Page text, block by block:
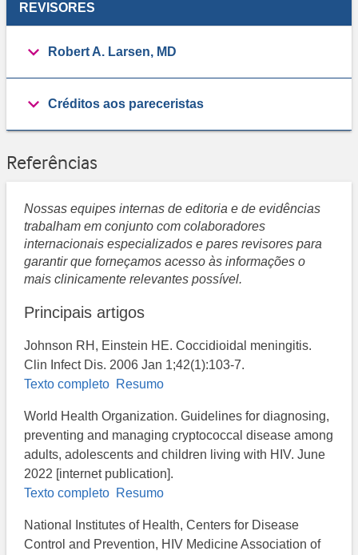
REVISORES
Robert A. Larsen, MD
Créditos aos pareceristas
Referências
Nossas equipes internas de editoria e de evidências
trabalham em conjunto com colaboradores
internacionais especializados e pares revisores para
garantir que forneçamos acesso às informações o
mais clinicamente relevantes possível.
Principais artigos
Johnson RH, Einstein HE. Coccidioidal meningitis.
Clin Infect Dis. 2006 Jan 1;42(1):103-7.
Texto completo Resumo
World Health Organization. Guidelines for diagnosing,
preventing and managing cryptococcal disease among
adults, adolescents and children living with HIV. June
2022 [internet publication].
Texto completo Resumo
National Institutes of Health, Centers for Disease
Control and Prevention, HIV Medicine Association of